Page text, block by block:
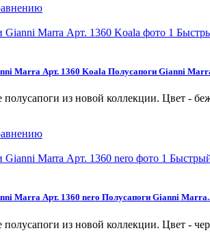
Marra Арт. 1360 Koala Полусапоги Gianni
полусапоги из новой коллекции. Цвет -
Marra Арт. 1360 nero Полусапоги Gianni
полусапоги из новой коллекции. Цвет -